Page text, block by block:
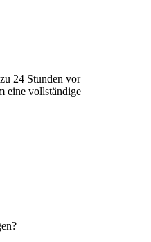
24 Stunden vor
eine vollständige